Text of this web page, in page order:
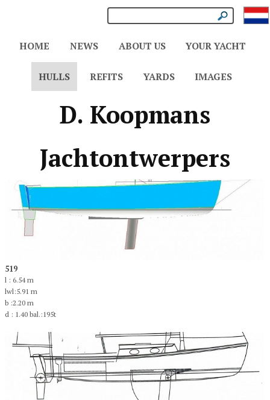
HOME NEWS ABOUT US YOUR YACHT
HULLS REFITS YARDS IMAGES
D. Koopmans
Jachtontwerpers
519
l : 6.54 m
lwl:5.91 m
b :2.20 m
d : 1.40 bal.:195t